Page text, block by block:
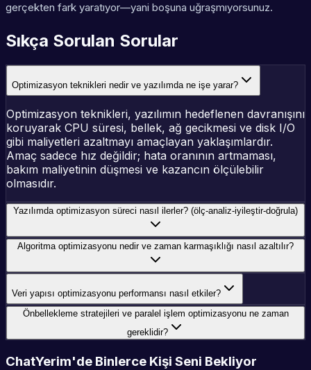
gerçekten fark yaratıyor—yani boşuna uğraşmıyorsunuz.
Sıkça Sorulan Sorular
Optimizasyon teknikleri nedir ve yazılımda ne işe yarar?
Optimizasyon teknikleri, yazılımın hedeflenen davranışını
koruyarak CPU süresi, bellek, ağ gecikmesi ve disk I/O
gibi maliyetleri azaltmayı amaçlayan yaklaşımlardır.
Amaç sadece hız değildir; hata oranının artmaması,
bakım maliyetinin düşmesi ve kazancın ölçülebilir
olmasıdır.
Yazılımda optimizasyon süreci nasıl ilerler? (ölç-analiz-iyileştir-doğrula)
Algoritma optimizasyonu nedir ve zaman karmaşıklığı nasıl azaltılır?
Veri yapısı optimizasyonu performansı nasıl etkiler?
Önbellekleme stratejileri ve paralel işlem optimizasyonu ne zaman
gereklidir?
ChatYerim'de Binlerce Kişi Seni Bekliyor